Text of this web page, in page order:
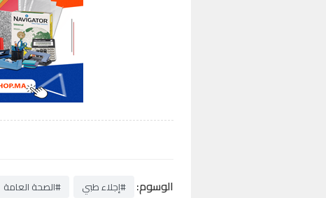
الوسوم: #إجلاء طبي #الصحة العامة